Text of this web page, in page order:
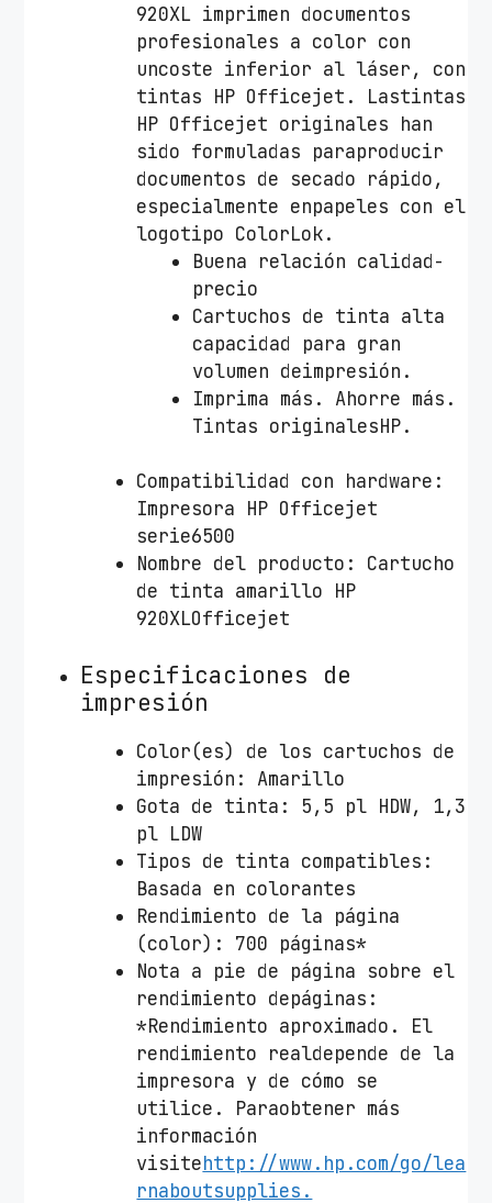
920XL imprimen documentos
profesionales a color con
uncoste inferior al láser, con
tintas HP Officejet. Lastintas
HP Officejet originales han
sido formuladas paraproducir
documentos de secado rápido,
especialmente enpapeles con el
logotipo ColorLok.
Buena relación calidad-
precio
Cartuchos de tinta alta
capacidad para gran
volumen deimpresión.
Imprima más. Ahorre más.
Tintas originalesHP.
Compatibilidad con hardware:
Impresora HP Officejet
serie6500
Nombre del producto: Cartucho
de tinta amarillo HP
920XLOfficejet
Especificaciones de
impresión
Color(es) de los cartuchos de
impresión: Amarillo
Gota de tinta: 5,5 pl HDW, 1,3
pl LDW
Tipos de tinta compatibles:
Basada en colorantes
Rendimiento de la página
(color): 700 páginas*
Nota a pie de página sobre el
rendimiento depáginas:
*Rendimiento aproximado. El
rendimiento realdepende de la
impresora y de cómo se
utilice. Paraobtener más
información
visitehttp://www.hp.com/go/lea
rnaboutsupplies.